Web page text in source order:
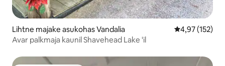
Lihtne majake asukohas Vandalia Keskmine
4,97 (152)
Avar palkmaja kaunil Shavehead Lake 'il